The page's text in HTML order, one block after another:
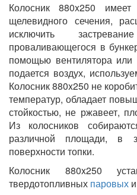
Колосник 880x250 имеет
щелевидного сечения,
исключить
проваливающегося в
помощью вентилятора или
подается воздух,
Колосник 880x250 не
температур, обладает
стойкостью, не ржавеет,
Из колосников
различной площади, в
поверхности топки.
Колосник 880x250
твердотопливных паровых и